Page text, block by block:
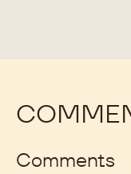
Comments